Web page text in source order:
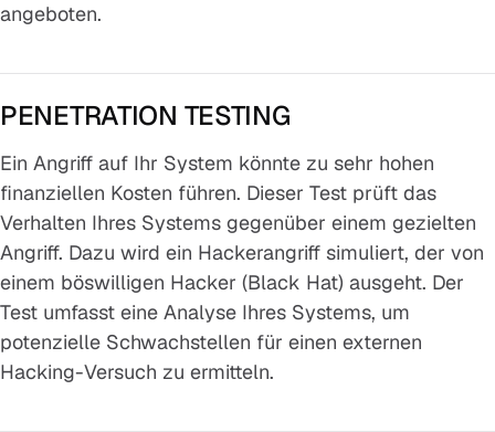
angeboten.
PENETRATION TESTING
Ein Angriff auf Ihr System könnte zu sehr hohen
finanziellen Kosten führen. Dieser Test prüft das
Verhalten Ihres Systems gegenüber einem gezielten
Angriff. Dazu wird ein Hackerangriff simuliert, der von
einem böswilligen Hacker (Black Hat) ausgeht. Der
Test umfasst eine Analyse Ihres Systems, um
potenzielle Schwachstellen für einen externen
Hacking-Versuch zu ermitteln.